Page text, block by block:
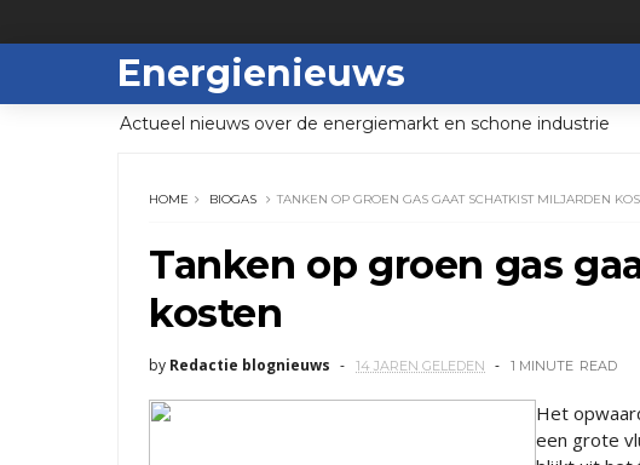
Energienieuws
Actueel nieuws over de energiemarkt en schone industrie
HOME BIOGAS TANKEN OP GROEN GAS GAAT SCHATKIST MILJARDEN
Tanken op groen gas
kosten
by Redactie blognieuws 14 JAREN GELEDEN 1 MINUTE READ
Het
een grote